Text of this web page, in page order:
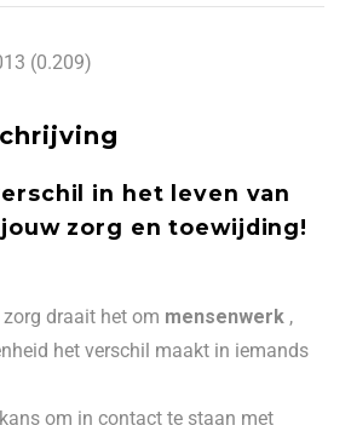
(0.209)
in het leven van
zorg en toewijding!
draait het om mensenwerk ,
het verschil maakt in iemands
om in contact te staan met